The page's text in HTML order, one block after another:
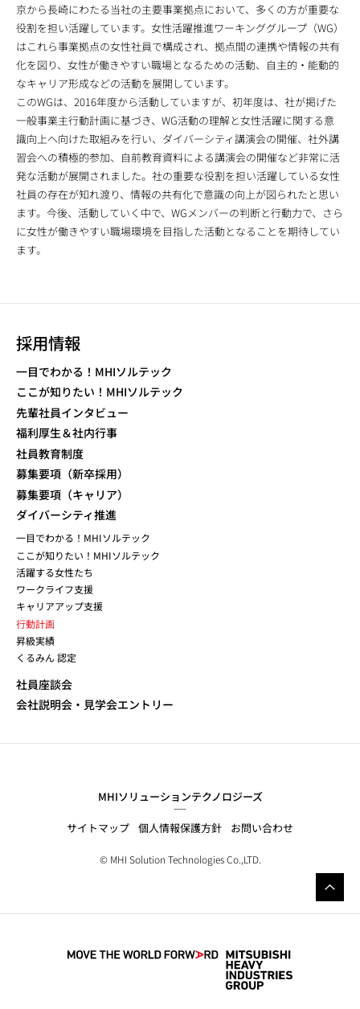
京から長崎にわたる当社の主要事業拠点において、多くの方が重要な
役割を担い活躍しています。女性活躍推進ワーキンググループ（WG）
はこれら事業拠点の女性社員で構成され、拠点間の連携や情報の共有
化を図り、女性が働きやすい職場となるための活動、自主的・能動的
なキャリア形成などの活動を展開しています。
このWGは、2016年度から活動していますが、初年度は、社が掲げた
一般事業主行動計画に基づき、WG活動の理解と女性活躍に関する意
識向上へ向けた取組みを行い、ダイバーシティ講演会の開催、社外講
習会への積極的参加、自前教育資料による講演会の開催など非常に活
発な活動が展開されました。社の重要な役割を担い活躍している女性
社員の存在が知れ渡り、情報の共有化で意識の向上が図られたと思い
ます。今後、活動していく中で、WGメンバーの判断と行動力で、さら
に女性が働きやすい職場環境を目指した活動となることを期待してい
ます。
採用情報
一目でわかる！MHIソルテック
ここが知りたい！MHIソルテック
先輩社員インタビュー
福利厚生＆社内行事
社員教育制度
募集要項（新卒採用）
募集要項（キャリア）
ダイバーシティ推進
一目でわかる！MHIソルテック
ここが知りたい！MHIソルテック
活躍する女性たち
ワークライフ支援
キャリアアップ支援
行動計画
昇級実績
くるみん 認定
社員座談会
会社説明会・見学会エントリー
MHIソリューションテクノロジーズ
サイトマップ 個人情報保護方針 お問い合わせ
© MHI Solution Technologies Co.,LTD.